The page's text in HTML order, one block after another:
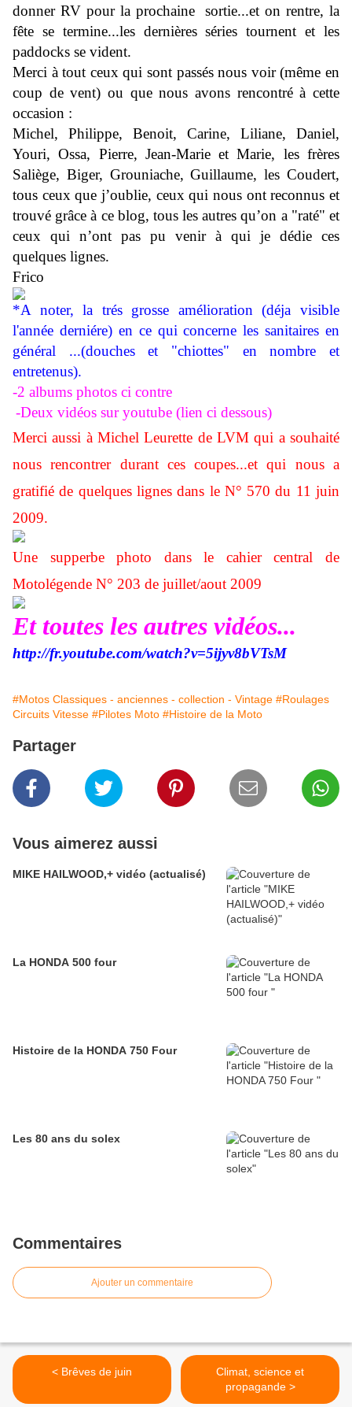
donner RV pour la prochaine sortie...et on rentre, la
fête se termine...les dernières séries tournent et les
paddocks se vident.
Merci à tout ceux qui sont passés nous voir (même en
coup de vent) ou que nous avons rencontré à cette
occasion :
Michel, Philippe, Benoit, Carine, Liliane, Daniel,
Youri, Ossa, Pierre, Jean-Marie et Marie, les frères
Saliège, Biger, Grouniache, Guillaume, les Coudert,
tous ceux que j’oublie, ceux qui nous ont reconnus et
trouvé grâce à ce blog, tous les autres qu’on a "raté" et
ceux qui n’ont pas pu venir à qui je dédie ces
quelques lignes.
Frico
*A noter, la trés grosse amélioration (déja visible
l'année derniére) en ce qui concerne les sanitaires en
général ...(douches et "chiottes" en nombre et
entretenus).
-2 albums photos ci contre
-Deux vidéos sur youtube (lien ci dessous)
Merci aussi à Michel Leurette de LVM qui a souhaité
nous rencontrer durant ces coupes...et qui nous a
gratifié de quelques lignes dans le N° 570 du 11 juin
2009.
Une supperbe photo dans le cahier central de
Motolégende N° 203 de juillet/aout 2009
Et toutes les autres vidéos...
http://fr.youtube.com/watch?v=5ijyv8bVTsM
#Motos Classiques - anciennes - collection - Vintage #Roulages
Circuits Vitesse #Pilotes Moto #Histoire de la Moto
Partager
Vous aimerez aussi
MIKE HAILWOOD,+ vidéo (actualisé)
La HONDA 500 four
Histoire de la HONDA 750 Four
Les 80 ans du solex
Commentaires
Ajouter un commentaire
< Brêves de juin
Climat, science et
propagande >